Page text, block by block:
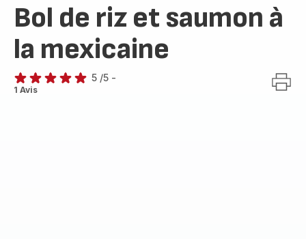
Bol de riz et saumon à
la mexicaine
Avis
5 /5 -
1 Avis